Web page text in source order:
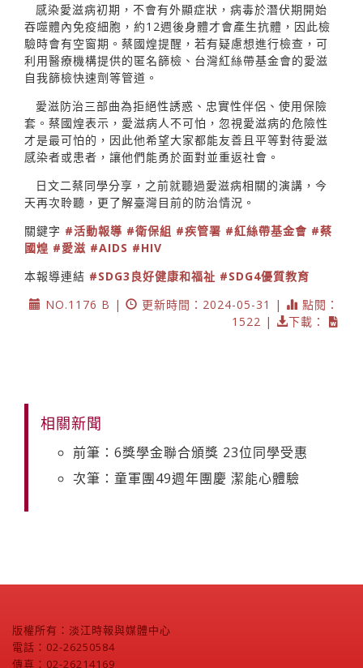
感染愛滋病初期，不會有外顯症狀，病毒於潛伏期開始
吞噬體內免疫細胞，約12週後身體才會產生抗體，因此檢
驗時會有空窗期。蔡國煌提醒，若有疑慮想進行檢查，可
利用醫療機構提供的匿名篩檢、台灣紅絲帶基金會的愛滋
自我篩檢快速劑等管道。
愛滋防治三部曲為拒絕性誘惑、忠實性伴侶、使用保險
套。蔡國煌表示，愛滋病人不可怕，忽視愛滋病的危險性
才是最可怕的，因此他希望大家都能友善且平等對待愛滋
感染者或患者，讓他們能勇於面對並重返社會。
日文二蔡同學分享，之前就聽過愛滋病相關的演講，今
天再次聆聽，更了解臺灣目前的防治情況。
關鍵字 #活動報導 #衛保組 #疾管署 #紅絲帶基金會 #蔡
國煌 #愛滋 #AIDS #HIV
本報導連結 #SDG3良好健康和福祉 #SDG4優質教育
NO.1176 B |
更新時間：2024-05-31 |
點閱：
1522 |
下載：
相關新聞
前筆：6獎學金聯合頒獎 23位同學受惠
次筆：童軍團49週年團慶 潔能心體驗
版權所有：淡江時報與媒體中心
電話：02-26250584
傳真：02-26214169